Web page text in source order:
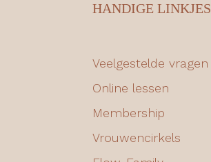
HANDIGE LINKJES
Veelgestelde vragen
Online lessen
Membership
Vrouwencirkels